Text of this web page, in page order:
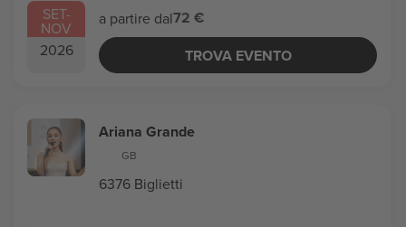
SET-
NOV
2026
a partire dal72 €
TROVA EVENTO
Ariana Grande
GB
6376 Biglietti